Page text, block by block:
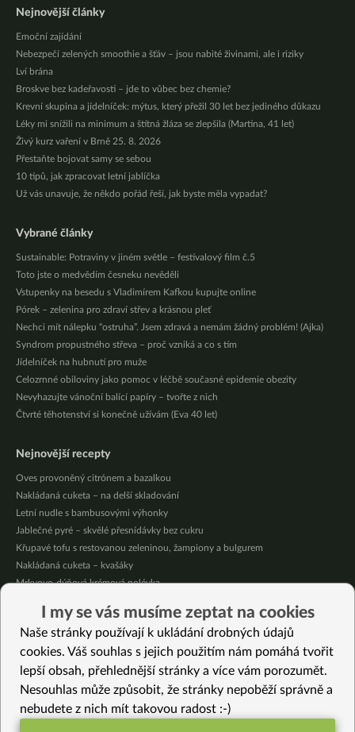
Nejnovější články
Emoční zajídání
Nebezpečí zelených smoothie a šťáv – jsou nabité živinami, ale i riziky
Lví brána
Broskve bez kadeřavosti – jde to vůbec bez chemie?
Krevní skupina a jídelníček: mýtus, který přežil 30 let bez jediného důkazu
Léky mi snížili na minimum a štítná žláza se zlepšila (Martina, 41 let)
Živý kurz vaření v Brně 25. 8. 2026
Přestaňte bojovat samy se sebou
10 tipů, jak zpracovat letní jablíčka
Už vás unavuje, že někdo pořád řeší, jak byste měla vypadat?
Vybrané články
Sustainable: Potraviny v jiném světle – festivalový film č.5
Toto jste o medvědím česneku nevěděli
Vstupenky na besedu s Vladimírem Kafkou kupujte online
Pórek – zelenina pro zdraví střev a krásnou pleť
Nechci mít nálepku “ostruha”. Jsem zdravá a nemám žádný problém! (Ajka)
Syndrom propustného střeva – proč vzniká a co s tím
Jídelníček na hubnutí pro muže
Celozrnné obiloviny jako pomoc v léčbě současné epidemie obezity
Nevyhazujte vánoční balící papíry – tvořte z nich
Čtvrté těhotenství si konečně užívám (Eva 40 let)
Nejnovější recepty
Oves provoněný citrónem a bazalkou
Nakládaná cuketa – na delší skladování
Letní nudle s bambusovými výhonky
Jablečné pyré – skvělé přesnídávky bez cukru
Křupavé tofu s restovanou zeleninou, žampiony a bulgurem
Nakládaná cuketa – kvašáky
Mrkvovo-dýňová krémová polévka
Osvěžující čaj s citronovými bylinkami
Nepečený jablečný dort s rybízem
Vybrané recepty
Jablečný litý koláč s hrozinkami
Bezlepkový krémový dortík s ovocem
I my se vás musíme zeptat na cookies
Naše stránky používají k ukládání drobných údajů
cookies. Váš souhlas s jejich použitím nám pomáhá tvořit
lepší obsah, přehlednější stránky a více vám porozumět.
Nesouhlas může způsobit, že stránky nepoběží správně a
nebudete z nich mít takovou radost :-)